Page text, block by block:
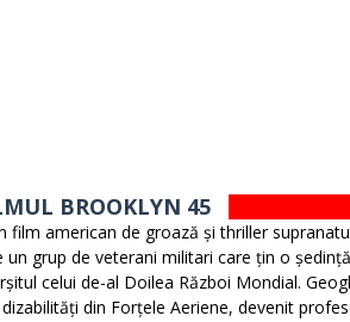
BROOKLYN 45
film american de groază și thriller
un grup de veterani militari care țin o
celui de-al Doilea Război Mondial.
din Forțele Aeriene, devenit